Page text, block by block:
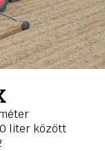
liter között